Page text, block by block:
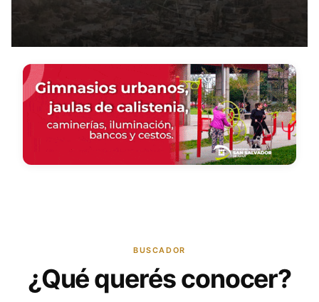
BUSCADOR
¿Qué querés conocer?